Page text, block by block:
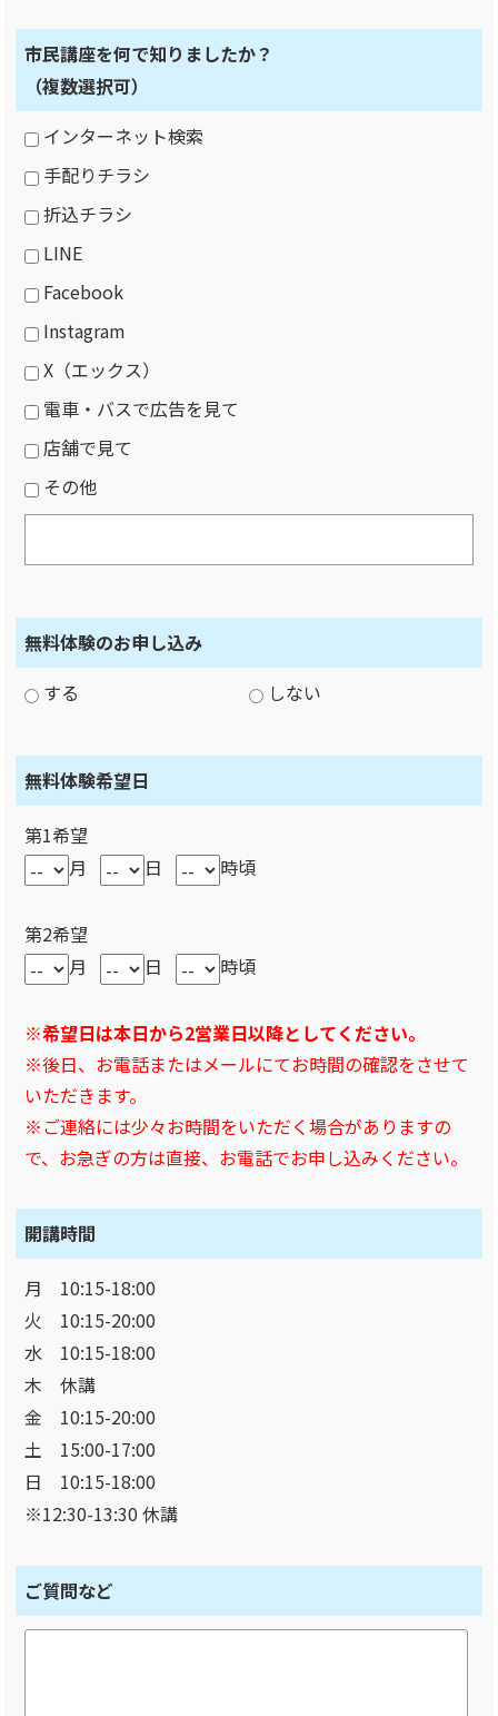
市民講座を何で知りましたか？
（複数選択可）
インターネット検索
手配りチラシ
折込チラシ
LINE
Facebook
Instagram
X（エックス）
電車・バスで広告を見て
店舗で見て
その他
無料体験のお申し込み
する
しない
無料体験希望日
第1希望
月
日 時頃
第2希望
月
日 時頃
※希望日は本日から2営業日以降としてください。
※後日、お電話またはメールにてお時間の確認をさせて
いただきます。
※ご連絡には少々お時間をいただく場合がありますの
で、お急ぎの方は直接、お電話でお申し込みください。
開講時間
月 10:15-18:00
火 10:15-20:00
水 10:15-18:00
木 休講
金 10:15-20:00
土 15:00-17:00
日 10:15-18:00
※12:30-13:30 休講
ご質問など